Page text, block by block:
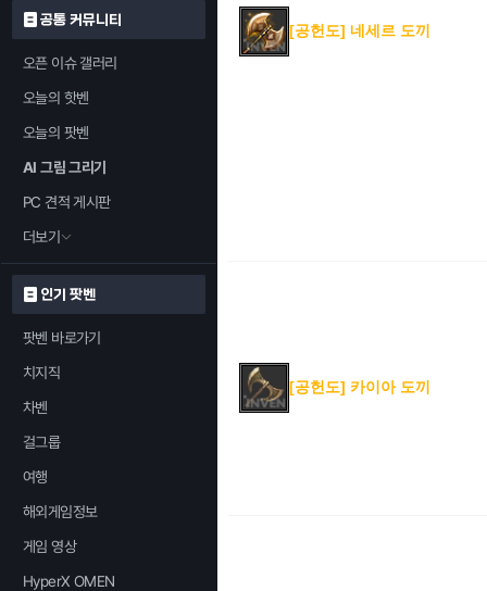
공통 커뮤니티
오픈 이슈 갤러리
오늘의 핫벤
오늘의 팟벤
AI 그림 그리기
PC 견적 게시판
더보기
인기 팟벤
팟벤 바로가기
치지직
차벤
걸그룹
여행
해외게임정보
게임 영상
HyperX OMEN
[공헌도] 네세르 도끼
[공헌도] 카이아 도끼